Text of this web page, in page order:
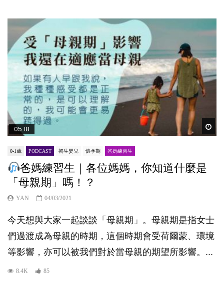
05:18
0-1歲 PODCAST 初生嬰兒 懷孕期 爸媽練習生
爸媽練習生｜各位媽媽，你知道什麼是
「母親期」嗎！？
YAN 04/03/2021
今天想與大家一起談談「母親期​」。母親期是指女士
們過渡成為母親的時期，這個時期會受荷爾蒙、環境
等影響，亦可以被我們對於當母親的期望所影響。...
8.4K 85